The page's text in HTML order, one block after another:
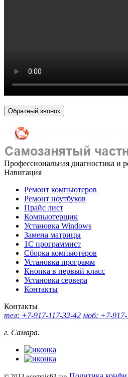
Обратный звонок
Профессиональная диагностика и
Навигация
Ремонт компьютеров
Ремонт ноутбуков
Прайс лист
Компьютерщик
Установка Windows
Замена матрицы
1C программист
Сборка компьютеров
Установка программ
Кнопка в первый класс
Установка сервера
Контакты
Контакты
тел: +7-917-117-32-42 моб: +7-917-
г. Самара.